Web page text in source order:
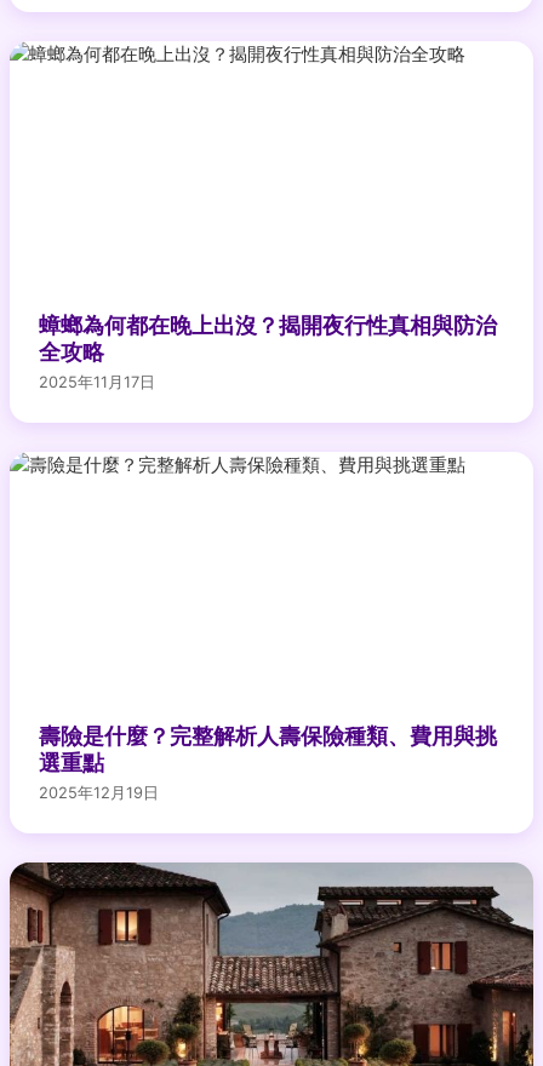
蟑螂為何都在晚上出沒？揭開夜行性真相與防治
全攻略
2025年11月17日
壽險是什麼？完整解析人壽保險種類、費用與挑
選重點
2025年12月19日